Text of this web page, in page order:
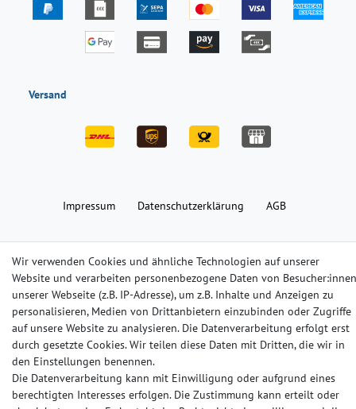
Versand
Impressum Daten­schutz­erklärung AGB
Barrierefreiheitserklärung Widerrufs­recht Kontakt
Wir verwenden Cookies und ähnliche Technologien auf unserer
Website und verarbeiten personenbezogene Daten von Besucher:innen
unserer Webseite (z.B. IP-Adresse), um z.B. Inhalte und Anzeigen zu
personalisieren, Medien von Drittanbietern einzubinden oder Zugriffe
auf unsere Website zu analysieren. Die Datenverarbeitung erfolgt erst
durch gesetzte Cookies. Wir teilen diese Daten mit Dritten, die wir in
den Einstellungen benennen.
Die Datenverarbeitung kann mit Einwilligung oder aufgrund eines
berechtigten Interesses erfolgen. Die Zustimmung kann erteilt oder
© Copyright 2024-2025 | Alle Rechte vorbehalten.
Widerrufs­recht Widerrufs­formular Impressum
Daten­schutz­erklärung AGB Kontakt